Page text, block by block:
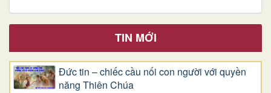
TIN MỚI
Đức tin – chiếc cầu nối con người với quyền
năng Thiên Chúa